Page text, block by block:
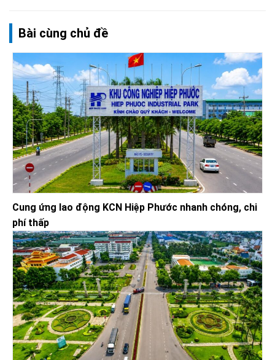
Bài cùng chủ đề
Cung ứng lao động KCN Hiệp Phước nhanh chóng, chi
phí thấp